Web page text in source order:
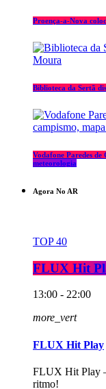
Proença-a-Nova
Biblioteca da Sertã
Vodafone Paredes
meteorologia
Agora No AR
TOP 40
FLUX Hit
13:00 - 22:00
more_vert
FLUX Hit Play
FLUX Hit Play
ritmo!